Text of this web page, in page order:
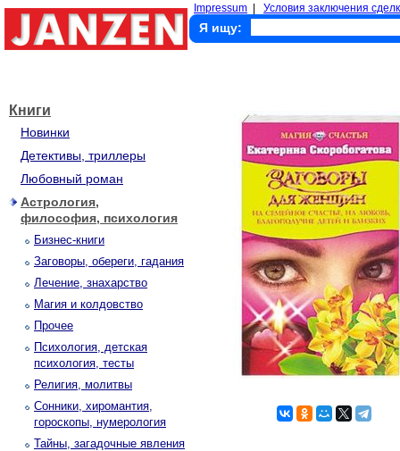
Impressum Условия заключения
Я ищу:
Книги
Новинки
Детективы, триллеры
Любовный роман
Астрология,
философия, психология
Бизнес-книги
Заговоры, обереги, гадания
Лечение, знахарство
Магия и колдовство
Прочее
Психология, детская
психология, тесты
Религия, молитвы
Сонники, хиромантия,
гороскопы, нумерология
Тайны, загадочные явления